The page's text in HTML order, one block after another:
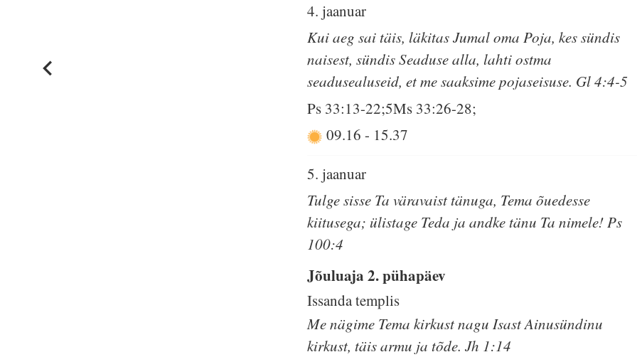
4. jaanuar
Kui aeg sai täis, läkitas Jumal oma Poja, kes sündis
naisest, sündis Seaduse alla, lahti ostma
seadusealuseid, et me saaksime pojaseisuse. Gl 4:4-5
Ps 33:13-22;5Ms 33:26-28;
09.16- 15.37
5. jaanuar
Tulge sisse Ta väravaist tänuga, Tema õuedesse
kiitusega; ülistage Teda ja andke tänu Ta nimele! Ps
100:4
Jõuluaja 2. pühapäev
Issanda templis
Me nägime Tema kirkust nagu Isast Ainusündinu
kirkust, täis armu ja tõde. Jh 1:14